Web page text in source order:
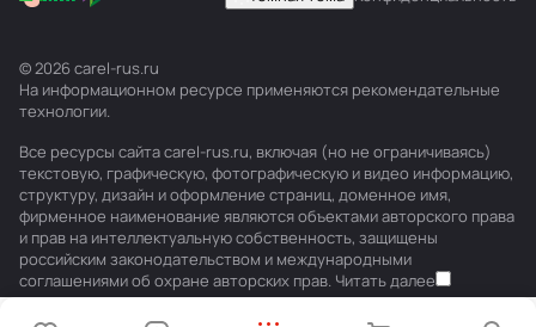
© 2026 carel-rus.ru
На информационном ресурсе применяются рекомендательные
технологии.
Все ресурсы сайта carel-rus.ru, включая (но не ограничиваясь)
текстовую, графическую, фотографическую и видео информацию,
структуру, дизайн и оформление страниц, доменное имя,
фирменное наименование являются объектами авторского права
и прав на интеллектуальную собственность, защищены
российским законодательством и международными
соглашениями об охране авторских прав. Читать далее